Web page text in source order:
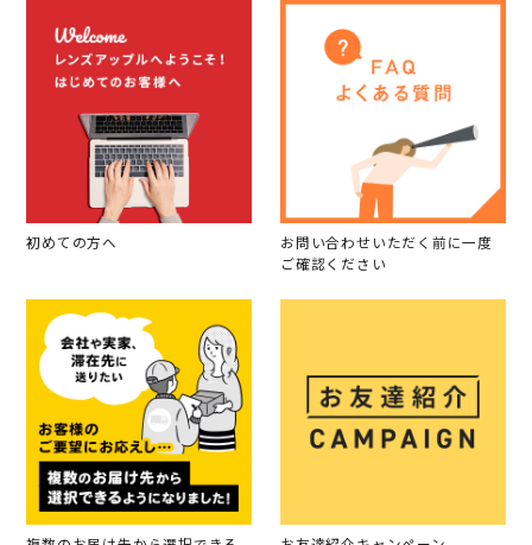
初めての方へ
お問い合わせいただく前に一度
ご確認ください